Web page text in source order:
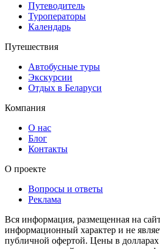
Путеводитель
Туроператоры
Календарь
Путешествия
Автобусные туры
Экскурсии
Отдых в Беларуси
Компания
О нас
Блог
Контакты
О проекте
Вопросы и ответы
Реклама
Вся информация, размещенная на
информационный характер и не
публичной офертой. Цены в